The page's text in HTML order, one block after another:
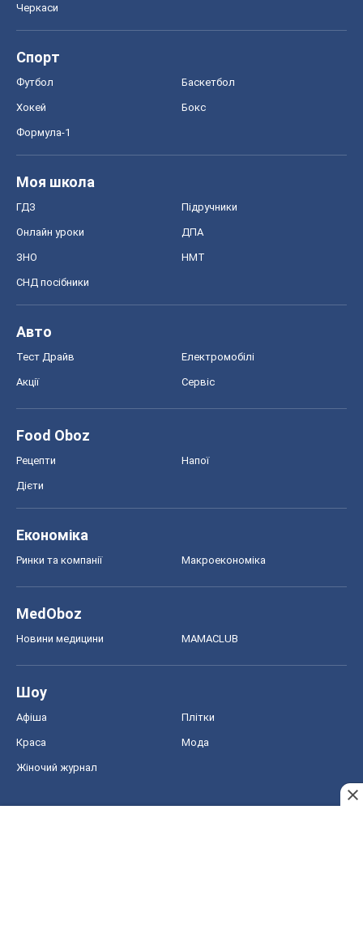
Черкаси
Спорт
Футбол Баскетбол
Хокей Бокс
Формула-1
Моя школа
ГДЗ Підручники
Онлайн уроки ДПА
ЗНО НМТ
СНД посібники
Авто
Тест Драйв Електромобілі
Акції Сервіс
Food Oboz
Рецепти Напої
Дієти
Економіка
Ринки та компанії Макроекономіка
MedOboz
Новини медицини MAMACLUB
Шоу
Афіша Плітки
Краса Мода
Жіночий журнал